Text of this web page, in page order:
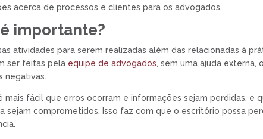
acerca de processos e clientes para os advogados.
importante?
atividades para serem realizadas além das relacionadas à
ser feitas pela equipe de advogados, sem uma ajuda externa,
negativas.
fácil que erros ocorram e informações sejam perdidas, e
sejam comprometidos. Isso faz com que o escritório possa